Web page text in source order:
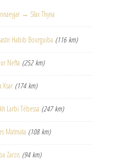
→ Sfax Thyna
Habib Bourguiba (116 km)
Nefta (252 km)
(174 km)
Larbi Tébessa (247 km)
Matmata (108 km)
Zarzis (94 km)